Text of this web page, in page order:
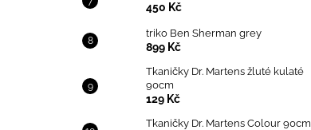
450 Kč
triko Ben Sherman grey
899 Kč
Tkaničky Dr. Martens žluté kulaté
90cm
129 Kč
Tkaničky Dr. Martens Colour 90cm